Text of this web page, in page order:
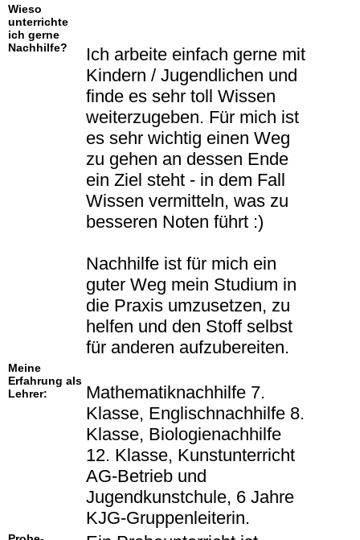
Wieso
unterrichte
ich gerne
Nachhilfe?
Ich arbeite einfach gerne mit
Kindern / Jugendlichen und
finde es sehr toll Wissen
weiterzugeben. Für mich ist
es sehr wichtig einen Weg
zu gehen an dessen Ende
ein Ziel steht - in dem Fall
Wissen vermitteln, was zu
besseren Noten führt :)
Nachhilfe ist für mich ein
guter Weg mein Studium in
die Praxis umzusetzen, zu
helfen und den Stoff selbst
für anderen aufzubereiten.
Meine
Erfahrung als
Lehrer:
Mathematiknachhilfe 7.
Klasse, Englischnachhilfe 8.
Klasse, Biologienachhilfe
12. Klasse, Kunstunterricht
AG-Betrieb und
Jugendkunstchule, 6 Jahre
KJG-Gruppenleiterin.